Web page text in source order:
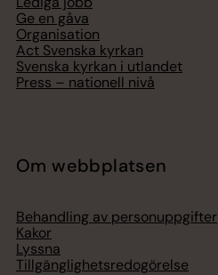
Ge en gåva
Organisation
Act Svenska kyrkan
Svenska kyrkan i utlandet
Press – nationell nivå
Om webbplatsen
Behandling av personuppgifter
Kakor
Lyssna
Tillgänglighetsredogörelse